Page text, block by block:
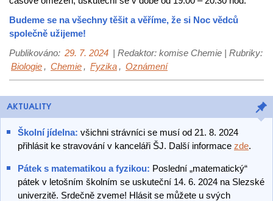
Budeme se na všechny těšit a věříme, že si Noc vědců
společně užijeme!
Publikováno: 29. 7. 2024 | Redaktor: komise Chemie | Rubriky:
Biologie , Chemie , Fyzika , Oznámení
AKTUALITY
Školní jídelna: všichni strávníci se musí od 21. 8. 2024
přihlásit ke stravování v kanceláři ŠJ. Další informace zde.
Pátek s matematikou a fyzikou: Poslední „matematický“
pátek v letošním školním se uskuteční 14. 6. 2024 na Slezské
univerzitě. Srdečně zveme! Hlásit se můžete u svých